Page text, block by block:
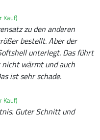
Kauf)
zu den anderen
bestellt. Aber der
unterlegt. Das führt
nicht wärmt und auch
ist sehr schade.
Kauf)
Guter Schnitt und